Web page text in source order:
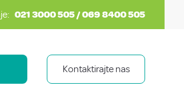
021 3000 505 / 069 8400 505
Kontaktirajte nas